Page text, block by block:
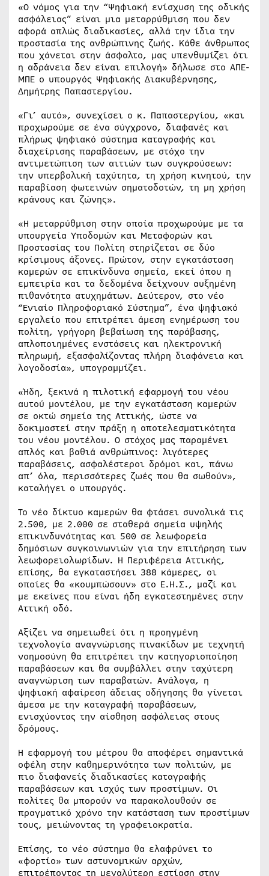
«Ο νόμος για την “Ψηφιακή ενίσχυση της οδικής
ασφάλειας” είναι μια μεταρρύθμιση που δεν
αφορά απλώς διαδικασίες, αλλά την ίδια την
προστασία της ανθρώπινης ζωής. Κάθε άνθρωπος
που χάνεται στην άσφαλτο, μας υπενθυμίζει ότι
η αδράνεια δεν είναι επιλογή» δήλωσε στο ΑΠΕ-
ΜΠΕ ο υπουργός Ψηφιακής Διακυβέρνησης,
Δημήτρης Παπαστεργίου.
«Γι’ αυτό», συνεχίσει ο κ. Παπαστεργίου, «και
προχωρούμε σε ένα σύγχρονο, διαφανές και
πλήρως ψηφιακό σύστημα καταγραφής και
διαχείρισης παραβάσεων, με στόχο την
αντιμετώπιση των αιτιών των συγκρούσεων:
την υπερβολική ταχύτητα, τη χρήση κινητού, την
παραβίαση φωτεινών σηματοδοτών, τη μη χρήση
κράνους και ζώνης».
«Η μεταρρύθμιση στην οποία προχωρούμε με τα
υπουργεία Υποδομών και Μεταφορών και
Προστασίας του Πολίτη στηρίζεται σε δύο
κρίσιμους άξονες. Πρώτον, στην εγκατάσταση
καμερών σε επικίνδυνα σημεία, εκεί όπου η
εμπειρία και τα δεδομένα δείχνουν αυξημένη
πιθανότητα ατυχημάτων. Δεύτερον, στο νέο
“Ενιαίο Πληροφοριακό Σύστημα”, ένα ψηφιακό
εργαλείο που επιτρέπει άμεση ενημέρωση του
πολίτη, γρήγορη βεβαίωση της παράβασης,
απλοποιημένες ενστάσεις και ηλεκτρονική
πληρωμή, εξασφαλίζοντας πλήρη διαφάνεια και
λογοδοσία», υπογραμμίζει.
«Ήδη, ξεκινά η πιλοτική εφαρμογή του νέου
αυτού μοντέλου, με την εγκατάσταση καμερών
σε οκτώ σημεία της Αττικής, ώστε να
δοκιμαστεί στην πράξη η αποτελεσματικότητα
του νέου μοντέλου. Ο στόχος μας παραμένει
απλός και βαθιά ανθρώπινος: λιγότερες
παραβάσεις, ασφαλέστεροι δρόμοι και, πάνω
απ’ όλα, περισσότερες ζωές που θα σωθούν»,
καταλήγει ο υπουργός.
Το νέο δίκτυο καμερών θα φτάσει συνολικά τις
2.500, με 2.000 σε σταθερά σημεία υψηλής
επικινδυνότητας και 500 σε λεωφορεία
δημόσιων συγκοινωνιών για την επιτήρηση των
λεωφορειολωρίδων. Η Περιφέρεια Αττικής,
επίσης, θα εγκαταστήσει 388 κάμερες, οι
οποίες θα «κουμπώσουν» στο Ε.Η.Σ., μαζί και
με εκείνες που είναι ήδη εγκατεστημένες στην
Αττική οδό.
Αξίζει να σημειωθεί ότι η προηγμένη
τεχνολογία αναγνώρισης πινακίδων με τεχνητή
νοημοσύνη θα επιτρέπει την κατηγοριοποίηση
παραβάσεων και θα συμβάλλει στην ταχύτερη
αναγνώριση των παραβατών. Ανάλογα, η
ψηφιακή αφαίρεση άδειας οδήγησης θα γίνεται
άμεσα με την καταγραφή παραβάσεων,
ενισχύοντας την αίσθηση ασφάλειας στους
δρόμους.
Η εφαρμογή του μέτρου θα αποφέρει σημαντικά
οφέλη στην καθημερινότητα των πολιτών, με
πιο διαφανείς διαδικασίες καταγραφής
παραβάσεων και ισχύς των προστίμων. Οι
πολίτες θα μπορούν να παρακολουθούν σε
πραγματικό χρόνο την κατάσταση των προστίμων
τους, μειώνοντας τη γραφειοκρατία.
Επίσης, το νέο σύστημα θα ελαφρύνει το
«φορτίο» των αστυνομικών αρχών,
επιτρέποντας τη μεγαλύτερη εστίαση στην